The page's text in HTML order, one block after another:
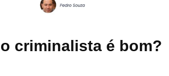
criminalista é bom?